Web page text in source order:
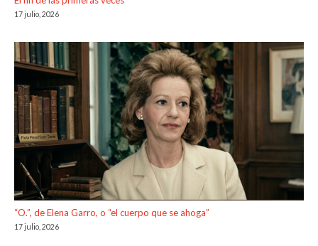
17 julio, 2026
“O.”, de Elena Garro, o “el cuerpo que se ahoga”
17 julio, 2026